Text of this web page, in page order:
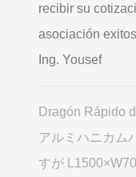
recibir su
asociación
Ing. Yousef
Dragón Rápido
アルミハニカム
すが